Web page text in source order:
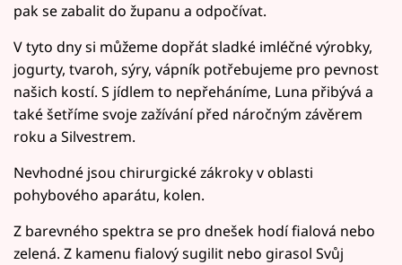
pak se zabalit do županu a odpočívat.
V tyto dny si můžeme dopřát sladké imléčné výrobky,
jogurty, tvaroh, sýry, vápník potřebujeme pro pevnost
našich kostí. S jídlem to nepřeháníme, Luna přibývá a
také šetříme svoje zažívání před náročným závěrem
roku a Silvestrem.
Nevhodné jsou chirurgické zákroky v oblasti
pohybového aparátu, kolen.
Z barevného spektra se pro dnešek hodí fialová nebo
zelená. Z kamenu fialový sugilit nebo girasol Svůj